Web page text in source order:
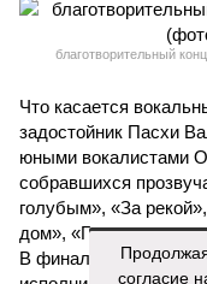
благотворительный
Что касается
задостойник Пасхи
юными вокалистами
собравшихся
голубым», «За
дом», «Главное на
В финальной части
согласие